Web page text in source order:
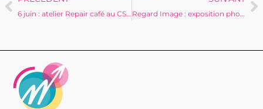
6 juin : atelier Repair café au CSC Gilbert Jansem Regard Image : exposition photo du 7 au 15 juin